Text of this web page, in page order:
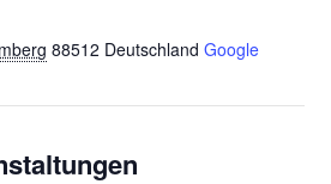
88512 Deutschland Google